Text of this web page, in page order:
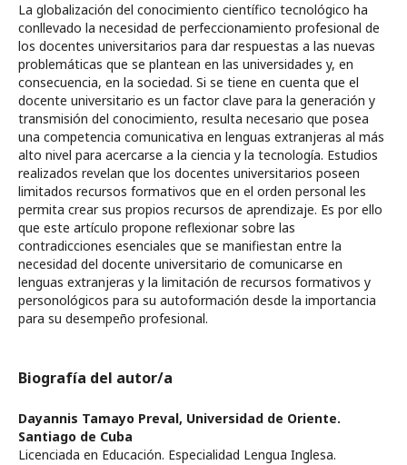
La globalización del conocimiento científico tecnológico ha
conllevado la necesidad de perfeccionamiento profesional de
los docentes universitarios para dar respuestas a las nuevas
problemáticas que se plantean en las universidades y, en
consecuencia, en la sociedad. Si se tiene en cuenta que el
docente universitario es un factor clave para la generación y
transmisión del conocimiento, resulta necesario que posea
una competencia comunicativa en lenguas extranjeras al más
alto nivel para acercarse a la ciencia y la tecnología. Estudios
realizados revelan que los docentes universitarios poseen
limitados recursos formativos que en el orden personal les
permita crear sus propios recursos de aprendizaje. Es por ello
que este artículo propone reflexionar sobre las
contradicciones esenciales que se manifiestan entre la
necesidad del docente universitario de comunicarse en
lenguas extranjeras y la limitación de recursos formativos y
personológicos para su autoformación desde la importancia
para su desempeño profesional.
Biografía del autor/a
Dayannis Tamayo Preval, Universidad de Oriente.
Santiago de Cuba
Licenciada en Educación. Especialidad Lengua Inglesa.